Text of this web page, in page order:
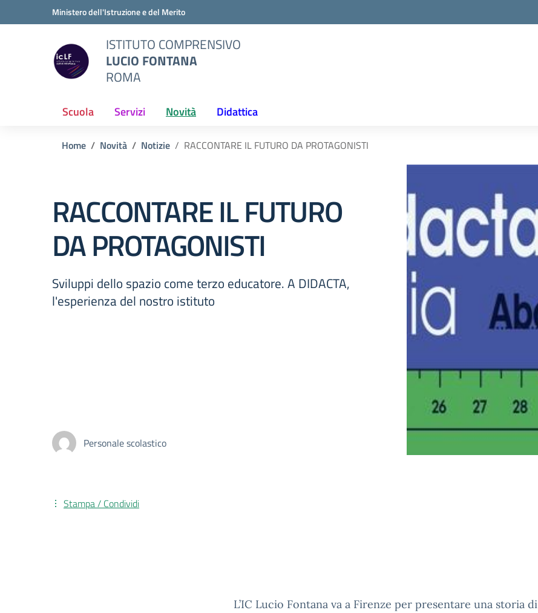
Vai ai contenuti
Vai al menu di navigazioneMinistero dell'Istruzione e del Merito
ISTITUTO COMPRENSIVO
LUCIO FONTANA
ROMA
Scuola Servizi Novità Didattica
Home Novità Notizie RACCONTARE IL FUTURO DA PROTAGONISTI
RACCONTARE IL FUTURO
DA PROTAGONISTI
Sviluppi dello spazio come terzo educatore. A DIDACTA,
l'esperienza del nostro istituto
Personale scolastico
L’IC Lucio Fontana va a Firenze per presentare una storia di
Stampa / Condividi